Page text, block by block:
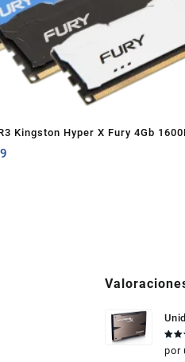
Kingston Hyper X Fury 4Gb
en5
por